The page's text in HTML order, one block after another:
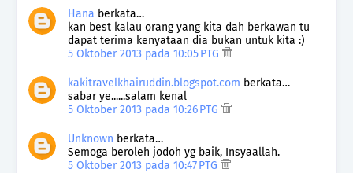
Hana berkata…
kan best kalau orang yang kita dah berkawan tu
dapat terima kenyataan dia bukan untuk kita :)
5 Oktober 2013 pada 10:05 PTG
kakitravelkhairuddin.blogspot.com berkata…
sabar ye......salam kenal
5 Oktober 2013 pada 10:26 PTG
Unknown berkata…
Semoga beroleh jodoh yg baik, Insyaallah.
5 Oktober 2013 pada 10:47 PTG